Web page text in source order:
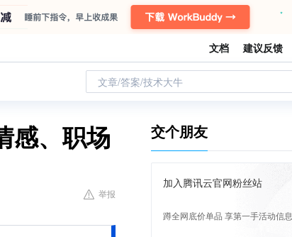
文档 建议反馈
文章/答案/技术大牛
感、职场
举报
交个朋友
加入腾讯云官网粉丝站
蹲全网底价单品 享第一手活动信息